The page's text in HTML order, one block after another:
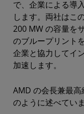
で、企業による導
します。両社はこ
200 MW の容量を
のブループリント
企業と協力してイ
加速します。
AMD の会長兼最高
のように述べていま